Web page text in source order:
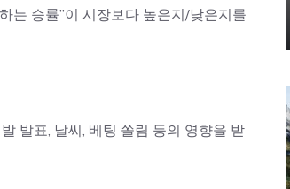
는 승률”이 시장보다 높은지/낮은지를
발표, 날씨, 베팅 쏠림 등의 영향을 받